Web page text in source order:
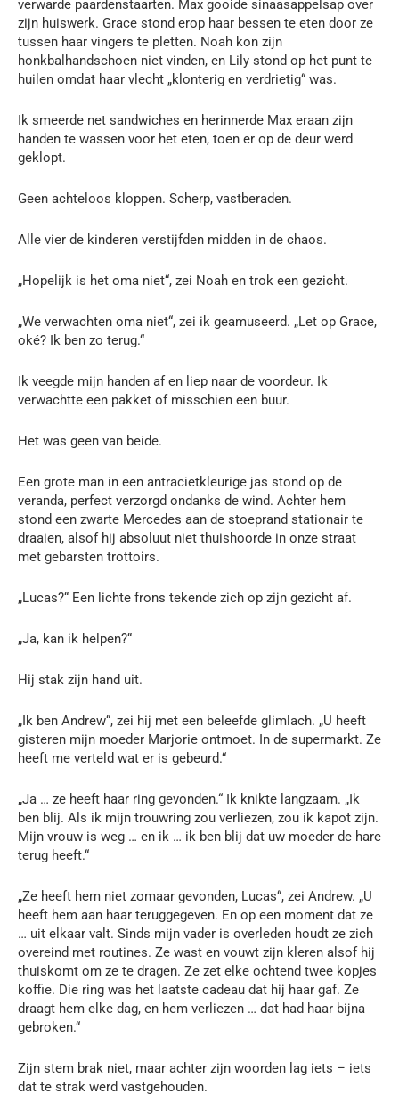
verwarde paardenstaarten. Max gooide sinaasappelsap over
zijn huiswerk. Grace stond erop haar bessen te eten door ze
tussen haar vingers te pletten. Noah kon zijn
honkbalhandschoen niet vinden, en Lily stond op het punt te
huilen omdat haar vlecht „klonterig en verdrietig“ was.
Ik smeerde net sandwiches en herinnerde Max eraan zijn
handen te wassen voor het eten, toen er op de deur werd
geklopt.
Geen achteloos kloppen. Scherp, vastberaden.
Alle vier de kinderen verstijfden midden in de chaos.
„Hopelijk is het oma niet“, zei Noah en trok een gezicht.
„We verwachten oma niet“, zei ik geamuseerd. „Let op Grace,
oké? Ik ben zo terug.“
Ik veegde mijn handen af en liep naar de voordeur. Ik
verwachtte een pakket of misschien een buur.
Het was geen van beide.
Een grote man in een antracietkleurige jas stond op de
veranda, perfect verzorgd ondanks de wind. Achter hem
stond een zwarte Mercedes aan de stoeprand stationair te
draaien, alsof hij absoluut niet thuishoorde in onze straat
met gebarsten trottoirs.
„Lucas?“ Een lichte frons tekende zich op zijn gezicht af.
„Ja, kan ik helpen?“
Hij stak zijn hand uit.
„Ik ben Andrew“, zei hij met een beleefde glimlach. „U heeft
gisteren mijn moeder Marjorie ontmoet. In de supermarkt. Ze
heeft me verteld wat er is gebeurd.“
„Ja … ze heeft haar ring gevonden.“ Ik knikte langzaam. „Ik
ben blij. Als ik mijn trouwring zou verliezen, zou ik kapot zijn.
Mijn vrouw is weg … en ik … ik ben blij dat uw moeder de hare
terug heeft.“
„Ze heeft hem niet zomaar gevonden, Lucas“, zei Andrew. „U
heeft hem aan haar teruggegeven. En op een moment dat ze
… uit elkaar valt. Sinds mijn vader is overleden houdt ze zich
overeind met routines. Ze wast en vouwt zijn kleren alsof hij
thuiskomt om ze te dragen. Ze zet elke ochtend twee kopjes
koffie. Die ring was het laatste cadeau dat hij haar gaf. Ze
draagt hem elke dag, en hem verliezen … dat had haar bijna
gebroken.“
Zijn stem brak niet, maar achter zijn woorden lag iets – iets
dat te strak werd vastgehouden.